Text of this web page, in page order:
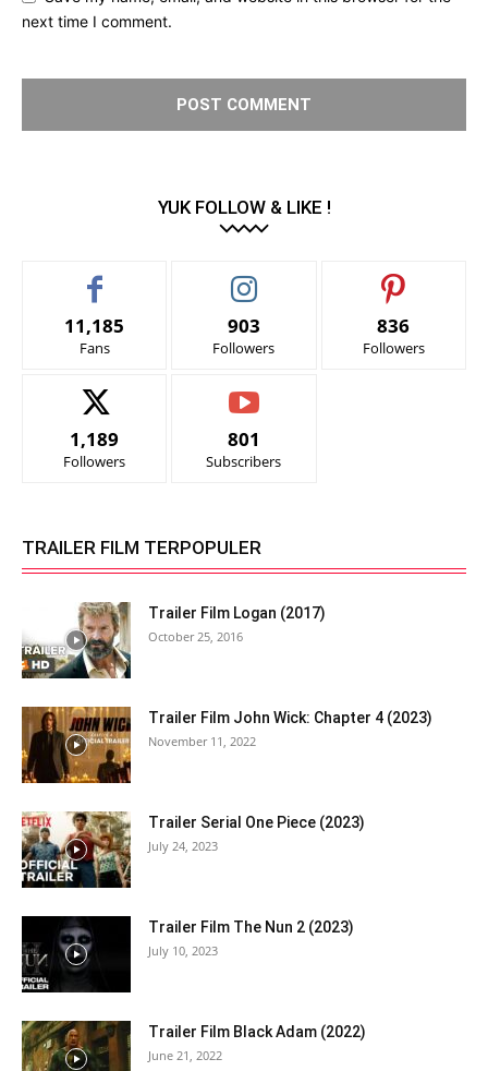
next time I comment.
YUK FOLLOW & LIKE !
11,185
Fans
903
Followers
836
Followers
1,189
Followers
801
Subscribers
TRAILER FILM TERPOPULER
Trailer Film Logan (2017)
October 25, 2016
Trailer Film John Wick: Chapter 4 (2023)
November 11, 2022
Trailer Serial One Piece (2023)
July 24, 2023
Trailer Film The Nun 2 (2023)
July 10, 2023
Trailer Film Black Adam (2022)
June 21, 2022